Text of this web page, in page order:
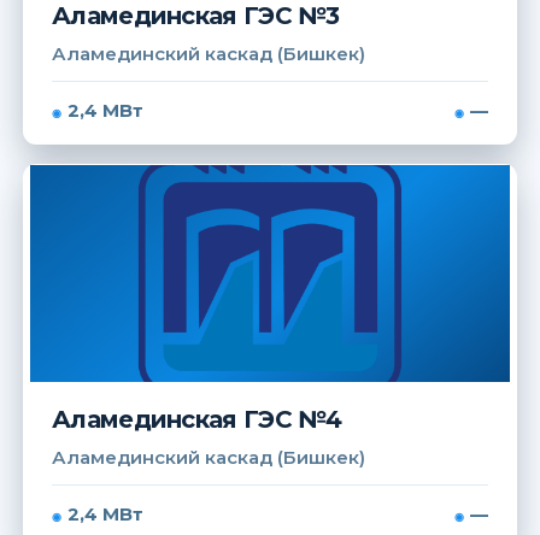
Аламединская ГЭС №3
Аламединский каскад (Бишкек)
2,4 МВт —
Аламединская ГЭС №4
Аламединский каскад (Бишкек)
2,4 МВт —